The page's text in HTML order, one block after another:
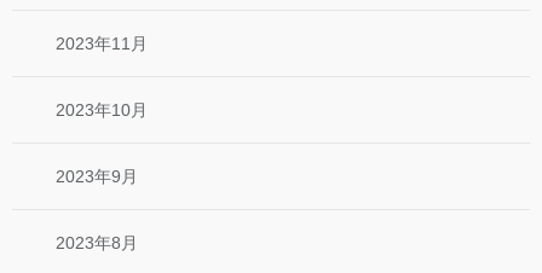
2023年11月
2023年10月
2023年9月
2023年8月